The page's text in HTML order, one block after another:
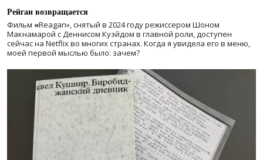
Рейган возвращается
Фильм «Reagan», снятый в 2024 годурежиссером Шоном
Макнамарой с Деннисом Куэйдом в главной роли, доступен
сейчас на Netflix во многих странах. Когда я увидела его в меню,
моей первой мыслью было: зачем?